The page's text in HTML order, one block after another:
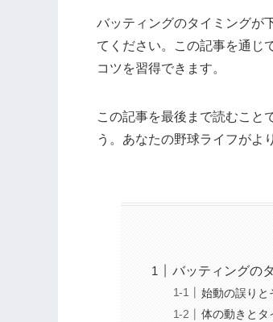
バッティングのタイミングが
てください。この記事を通じ
コツを習得できます。
この記事を最後まで読むこと
う。あなたの野球ライフがよ
バッティングの
始動の誤りと
体の動きとタ